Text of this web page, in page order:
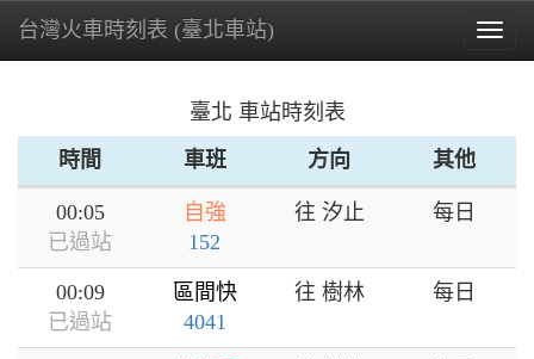
台灣火車時刻表 (臺北車站)
臺北 車站時刻表
時間
車班 方向 其他
00:05
已過站
自強
152
往 汐止 每日
00:09
已過站
區間快
4041
往 樹林 每日